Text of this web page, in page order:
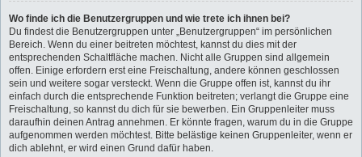
Wo finde ich die Benutzergruppen und wie trete ich ihnen bei?
Du findest die Benutzergruppen unter „Benutzergruppen“ im persönlichen
Bereich. Wenn du einer beitreten möchtest, kannst du dies mit der
entsprechenden Schaltfläche machen. Nicht alle Gruppen sind allgemein
offen. Einige erfordern erst eine Freischaltung, andere können geschlossen
sein und weitere sogar versteckt. Wenn die Gruppe offen ist, kannst du ihr
einfach durch die entsprechende Funktion beitreten; verlangt die Gruppe eine
Freischaltung, so kannst du dich für sie bewerben. Ein Gruppenleiter muss
daraufhin deinen Antrag annehmen. Er könnte fragen, warum du in die Gruppe
aufgenommen werden möchtest. Bitte belästige keinen Gruppenleiter, wenn er
dich ablehnt, er wird einen Grund dafür haben.